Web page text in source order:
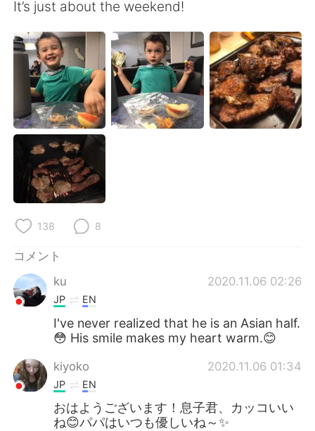
It’s just about the weekend!
138 8
コメント
ku
2020.11.06 02:26
JP EN
I've never realized that he is an Asian half.
😳 His smile makes my heart warm.😊
kiyoko 2020.11.06 01:34
JP EN
おはようございます！息子君、カッコいい
ね😊パパはいつも優しいね～✨